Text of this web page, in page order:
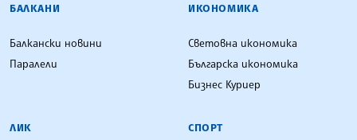
БАЛКАНИ
Балкански новини
Паралели
ИКОНОМИКА
Световна икономика
Българска икономика
Бизнес Куриер
ЛИК СПОРТ